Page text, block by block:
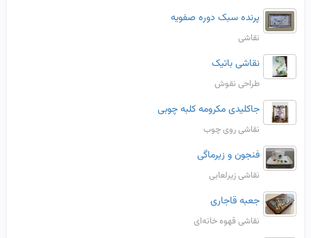
پرنده سبک دوره صفویه
نقاشی
نقاشی باتیک
طراحی نقوش
جاکلیدی مکرومه کلبه چوبی
نقاشی روی چوب
فنجون و زیرماگی
نقاشی زیرلعابی
جعبه قاجاری
نقاشی قهوه خانه‌ای